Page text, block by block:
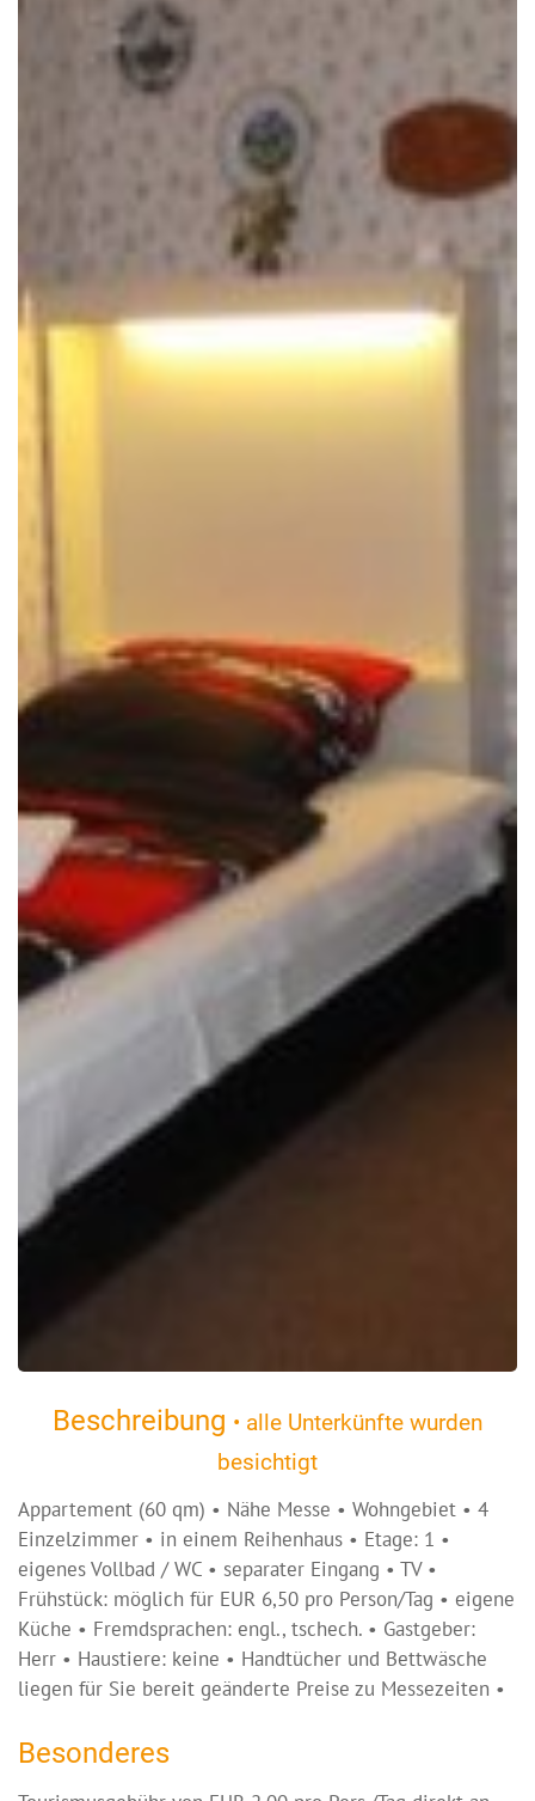
Beschreibung • alle Unterkünfte wurden
besichtigt
Appartement (60 qm) • Nähe Messe • Wohngebiet • 4
Einzelzimmer • in einem Reihenhaus • Etage: 1 •
eigenes Vollbad / WC • separater Eingang • TV •
Frühstück: möglich für EUR 6,50 pro Person/Tag • eigene
Küche • Fremdsprachen: engl., tschech. • Gastgeber:
Herr • Haustiere: keine • Handtücher und Bettwäsche
liegen für Sie bereit geänderte Preise zu Messezeiten •
Besonderes